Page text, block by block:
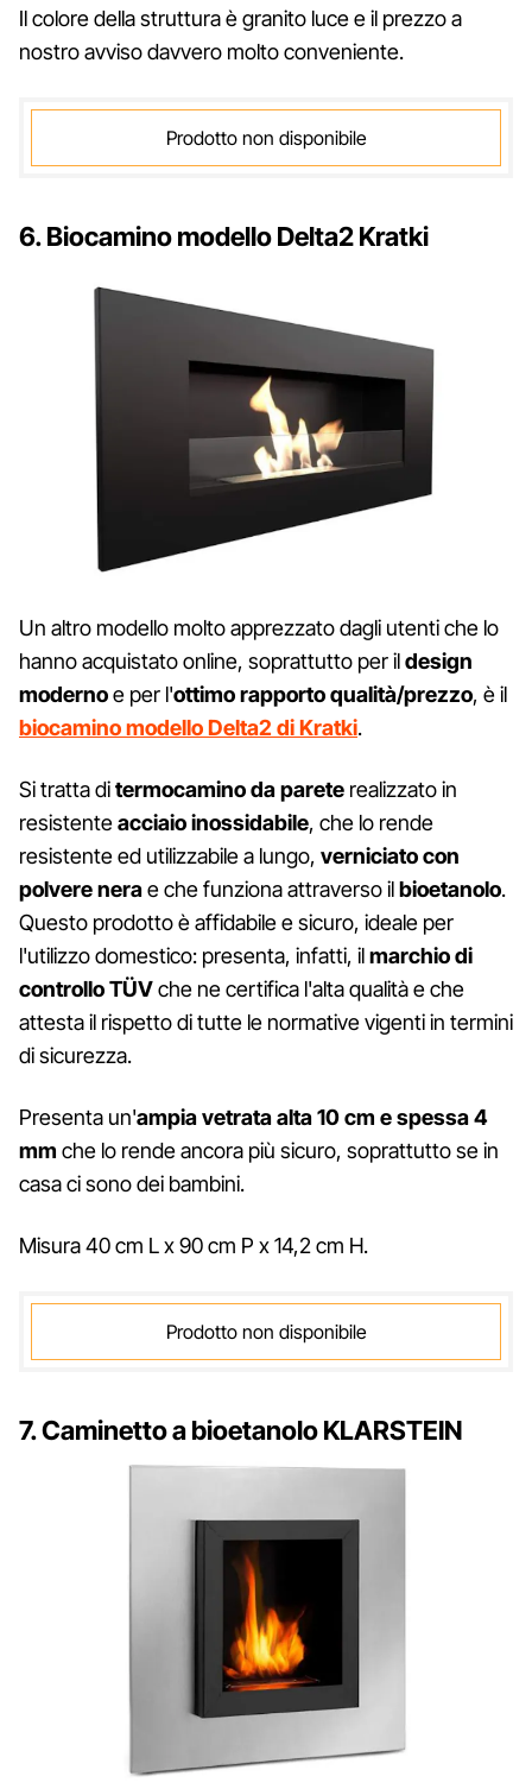
Il colore della struttura è granito luce e il prezzo a
nostro avviso davvero molto conveniente.
Prodotto non disponibile
6. Biocamino modello Delta2 Kratki
Un altro modello molto apprezzato dagli utenti che lo
hanno acquistato online, soprattutto per ildesign
modernoe per l'ottimo rapporto qualità/prezzo, è il
biocamino modello Delta2 di Kratki.
Si tratta ditermocamino da parete realizzato in
resistenteacciaio inossidabile, che lo rende
resistente ed utilizzabile a lungo, verniciato con
polvere nerae che funziona attraverso ilbioetanolo.
Questo prodotto è affidabile e sicuro, ideale per
l'utilizzo domestico: presenta, infatti, ilmarchio di
controllo TÜVche ne certifica l'alta qualità e che
attesta il rispetto di tutte le normative vigenti in termini
di sicurezza.
Presenta un'ampia vetrata alta 10 cm e spessa 4
mm che lo rende ancora più sicuro, soprattutto se in
casa ci sono dei bambini.
Misura 40 cm L x 90 cm P x 14,2 cm H.
Prodotto non disponibile
7. Caminetto a bioetanolo KLARSTEIN